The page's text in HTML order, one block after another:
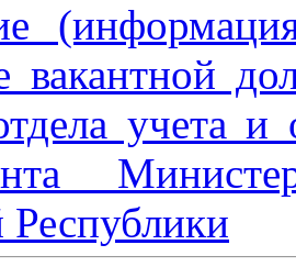
вакантной
учета и
Республики